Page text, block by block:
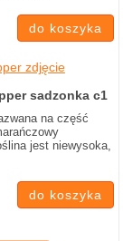
sadzonka c1
na część
jest niewysoka,